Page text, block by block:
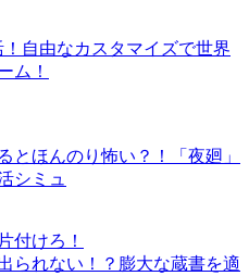
自由なカスタマイズで世界
ム！
とほんのり怖い？！「夜廻」
シミュ
付けろ！
られない！？膨大な蔵書を適